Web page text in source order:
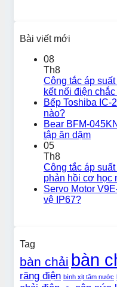
Bài viết mới
08
Th8
Công tắc áp
kết nối điện
Bếp Toshiba IC-
nào?
Bear BFM-
tập ăn dặm
05
Th8
Công tắc áp
phản hồi cơ học
Servo Motor
vệ IP67?
Tag
bàn chải bàn
răng điện bình xịt tăm nước